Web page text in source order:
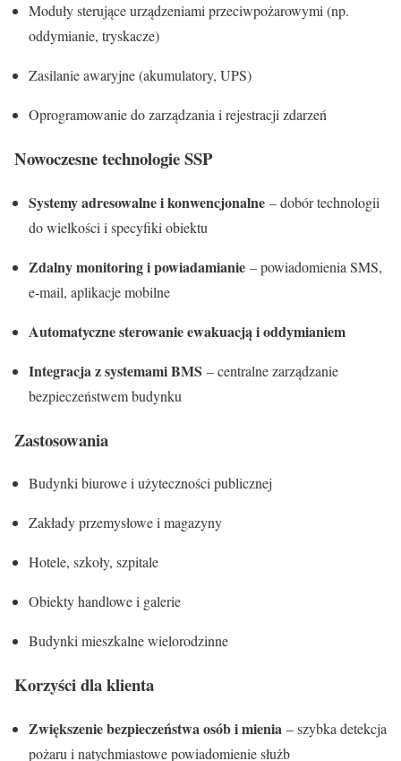
Moduły sterujące urządzeniami przeciwpożarowymi (np.
oddymianie, tryskacze)
Zasilanie awaryjne (akumulatory, UPS)
Oprogramowanie do zarządzania i rejestracji zdarzeń
Nowoczesne technologie SSP
Systemy adresowalne i konwencjonalne – dobór technologii
do wielkości i specyfiki obiektu
Zdalny monitoring i powiadamianie – powiadomienia SMS,
e-mail, aplikacje mobilne
Automatyczne sterowanie ewakuacją i oddymianiem
Integracja z systemami BMS – centralne zarządzanie
bezpieczeństwem budynku
Zastosowania
Budynki biurowe i użyteczności publicznej
Zakłady przemysłowe i magazyny
Hotele, szkoły, szpitale
Obiekty handlowe i galerie
Budynki mieszkalne wielorodzinne
Korzyści dla klienta
Zwiększenie bezpieczeństwa osób i mienia – szybka detekcja
pożaru i natychmiastowe powiadomienie służb